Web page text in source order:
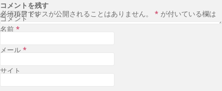
コメントを残す
メールアドレスが公開されることはありません。
*
が付いている欄は必須項目です
コメント
名前 *
メール *
サイト